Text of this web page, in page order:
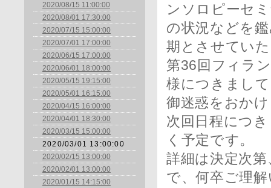
2020/08/15 11:00:00
2020/08/01 17:30:00
2020/07/15 15:00:00
2020/07/01 17:00:00
2020/06/15 17:00:00
2020/06/01 18:00:00
2020/05/15 19:15:00
2020/05/01 16:15:00
2020/04/15 16:00:00
2020/04/01 18:30:00
2020/03/15 15:00:00
2020/03/01 13:00:00
2020/02/15 13:00:00
2020/02/01 13:00:00
2020/01/15 14:15:00
ンソロピーセ
の状況などを
期とさせてい
第36回フィラ
様につきまし
御迷惑をおか
次回日程につ
く予定です。
詳細は決定次
で、何卒ご理